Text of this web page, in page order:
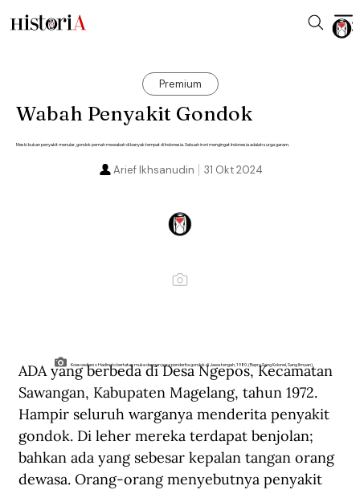
Premium
Wabah Penyakit Gondok
Meski bukan penyakit menular, gondok pernah mewabah di banyak tempat di Indonesia. Sebuah ironi mengingat Indonesia adalah surga garam.
31 Okt 2024
Arief Ikhsanudin
Koesoediarso Hadinoto bertatap muka dengan para penderita gondok di Jawa tengah, 1980. (Repro Sang Kolonel, Sang Ilmuan).
ADA yang berbeda di Desa Ngepos, Kecamatan
Sawangan, Kabupaten Magelang, tahun 1972.
Hampir seluruh warganya menderita penyakit
gondok. Di leher mereka terdapat benjolan;
bahkan ada yang sebesar kepalan tangan orang
dewasa. Orang-orang menyebutnya penyakit